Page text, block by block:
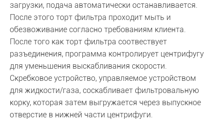
загрузки, подача автоматически останавливается.
После этого торт фильтра проходит мыть и
обезвоживание согласно требованиям клиента.
После того как торт фильтра соотвествует
разъединения, программа контролирует центрифугу
для уменьшения выскабливания скорости.
Скребковое устройство, управляемое устройством
для жидкости/газа, соскабливает фильтровальную
корку, которая затем выгружается через выпускное
отверстие в нижней части центрифуги.